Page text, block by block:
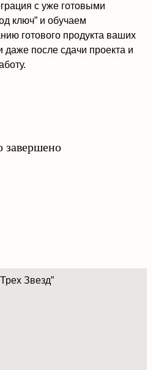
с уже готовыми
ключ” и обучаем
готового продукта ваших
даже после сдачи проекта и
завершено